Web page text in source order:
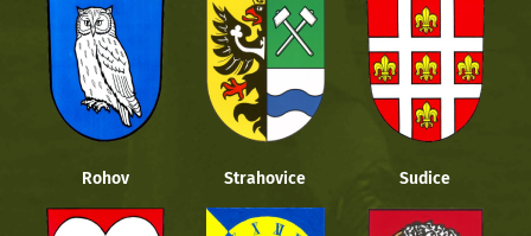
Rohov Strahovice Sudice